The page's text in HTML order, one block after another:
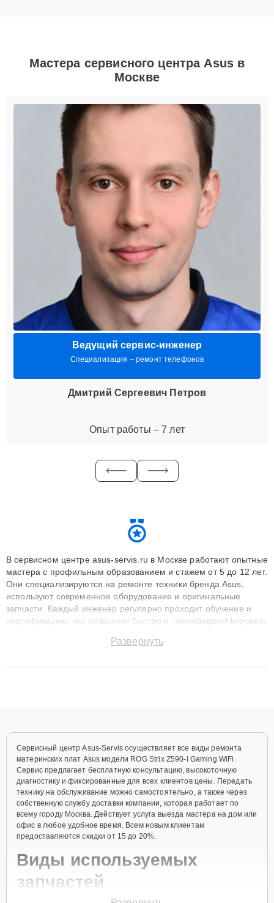
Мастера сервисного центра Asus в
Москве
Ведущий сервис-инженер
Специализация – ремонт телефонов
Дмитрий Сергеевич Петров
Опыт работы – 7 лет
В сервисном центре asus-servis.ru в Москве работают опытные
мастера с профильным образованием и стажем от 5 до 12 лет.
Они специализируются на ремонте техники бренда Asus,
используют современное оборудование и оригинальные
запчасти. Каждый инженер регулярно проходит обучение и
сертификацию, что позволяет быстро и точноdiagnostikировать
до 3 лет. Наши мастера решают сложные случаи: от замены
Развернуть
Сервисный центр Asus-Servis осуществляет все виды ремонта
материнских плат Asus модели ROG Strix Z590-I Gaming WiFi.
Сервис предлагает бесплатную консультацию, высокоточную
диагностику и фиксированные для всех клиентов цены. Передать
технику на обслуживание можно самостоятельно, а также через
собственную службу доставки компании, которая работает по
всему городу Москва. Действует услуга выезда мастера на дом или
офис в любое удобное время. Всем новым клиентам
предоставляются скидки от 15 до 20%.
Виды используемых
запчастей